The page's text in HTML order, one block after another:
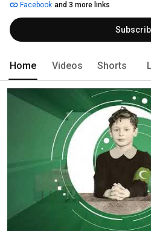
vizyonuyla çalışan Yeşilay, çalışmalarında
temel alan, toplumu ve gençliği ayrım
korumak için çalışan, milli ve ahlaki
metotlar kullanarak tütün, alkol,
bir halk sağlığı kuruluşudur.
Facebook and 3 more links
Home Videos Shorts